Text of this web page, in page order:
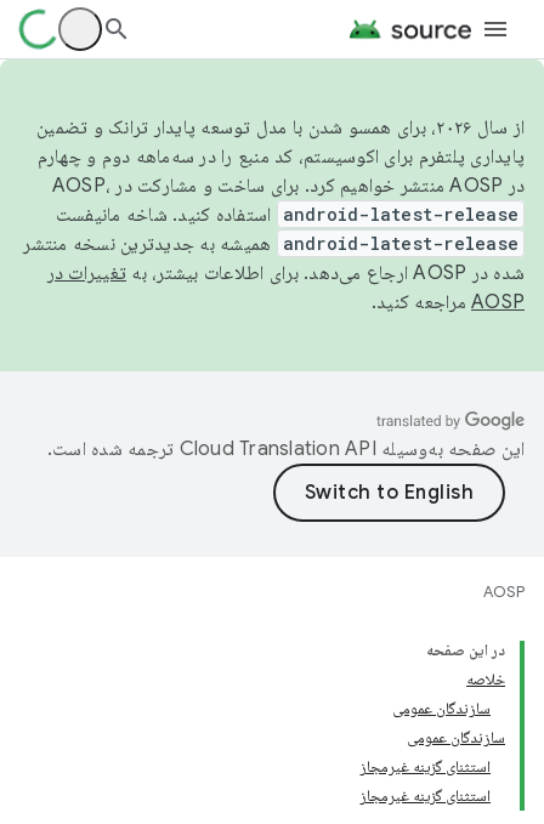
از سال ۲۰۲۶، برای همسو شدن با مدل توسعه پایدار ترانک و تضمین
پایداری پلتفرم برای اکوسیستم، کد منبع را در سه‌ماهه دوم و چهارم
در AOSP منتشر خواهیم کرد. برای ساخت و مشارکت در AOSP،
android-latest-release استفاده کنید. شاخه مانیفست
android-latest-release
همیشه به جدیدترین نسخه منتشر
شده در AOSP ارجاع می‌دهد. برای اطلاعات بیشتر، به
تغییرات در
AOSP مراجعه کنید.
این صفحه به‌وسیله ترجمه شده است.
AOSP
در این صفحه
خلاصه
سازندگان عمومی
سازندگان عمومی
استثنای گزینه غیرمجاز
استثنای گزینه غیرمجاز